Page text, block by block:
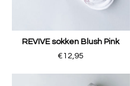
REVIVE sokken Blush Pink
€12,95